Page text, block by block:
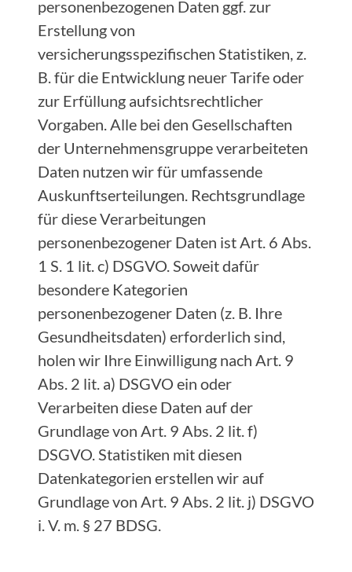
personenbezogenen Daten ggf. zur
Erstellung von
versicherungsspezifischen Statistiken, z.
B. für die Entwicklung neuer Tarife oder
zur Erfüllung aufsichtsrechtlicher
Vorgaben. Alle bei den Gesellschaften
der Unternehmensgruppe verarbeiteten
Daten nutzen wir für umfassende
Auskunftserteilungen. Rechtsgrundlage
für diese Verarbeitungen
personenbezogener Daten ist Art. 6 Abs.
1 S. 1 lit. c) DSGVO. Soweit dafür
besondere Kategorien
personenbezogener Daten (z. B. Ihre
Gesundheitsdaten) erforderlich sind,
holen wir Ihre Einwilligung nach Art. 9
Abs. 2 lit. a) DSGVO ein oder
Verarbeiten diese Daten auf der
Grundlage von Art. 9 Abs. 2 lit. f)
DSGVO. Statistiken mit diesen
Datenkategorien erstellen wir auf
Grundlage von Art. 9 Abs. 2 lit. j) DSGVO
i. V. m. § 27 BDSG.